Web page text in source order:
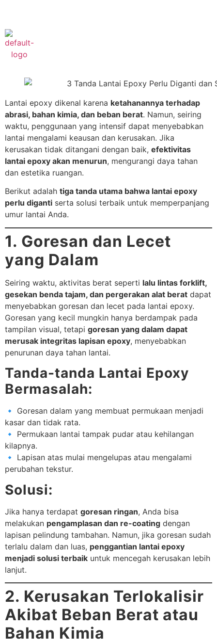
Lantai epoxy dikenal karena ketahanannya terhadap
abrasi, bahan kimia, dan beban berat. Namun, seiring
waktu, penggunaan yang intensif dapat menyebabkan
lantai mengalami keausan dan kerusakan. Jika
kerusakan tidak ditangani dengan baik, efektivitas
lantai epoxy akan menurun, mengurangi daya tahan
dan estetika ruangan.
Berikut adalah tiga tanda utama bahwa lantai epoxy
perlu diganti serta solusi terbaik untuk memperpanjang
umur lantai Anda.
1. Goresan dan Lecet
yang Dalam
Seiring waktu, aktivitas berat seperti lalu lintas forklift,
gesekan benda tajam, dan pergerakan alat berat dapat
menyebabkan goresan dan lecet pada lantai epoxy.
Goresan yang kecil mungkin hanya berdampak pada
tampilan visual, tetapi goresan yang dalam dapat
merusak integritas lapisan epoxy, menyebabkan
penurunan daya tahan lantai.
Tanda-tanda Lantai Epoxy
Bermasalah:
🔹 Goresan dalam yang membuat permukaan menjadi
kasar dan tidak rata.
🔹 Permukaan lantai tampak pudar atau kehilangan
kilapnya.
🔹 Lapisan atas mulai mengelupas atau mengalami
perubahan tekstur.
Solusi:
Jika hanya terdapat goresan ringan, Anda bisa
melakukan pengamplasan dan re-coating dengan
lapisan pelindung tambahan. Namun, jika goresan sudah
terlalu dalam dan luas, penggantian lantai epoxy
menjadi solusi terbaik untuk mencegah kerusakan lebih
lanjut.
2. Kerusakan Terlokalisir
Akibat Beban Berat atau
Bahan Kimia